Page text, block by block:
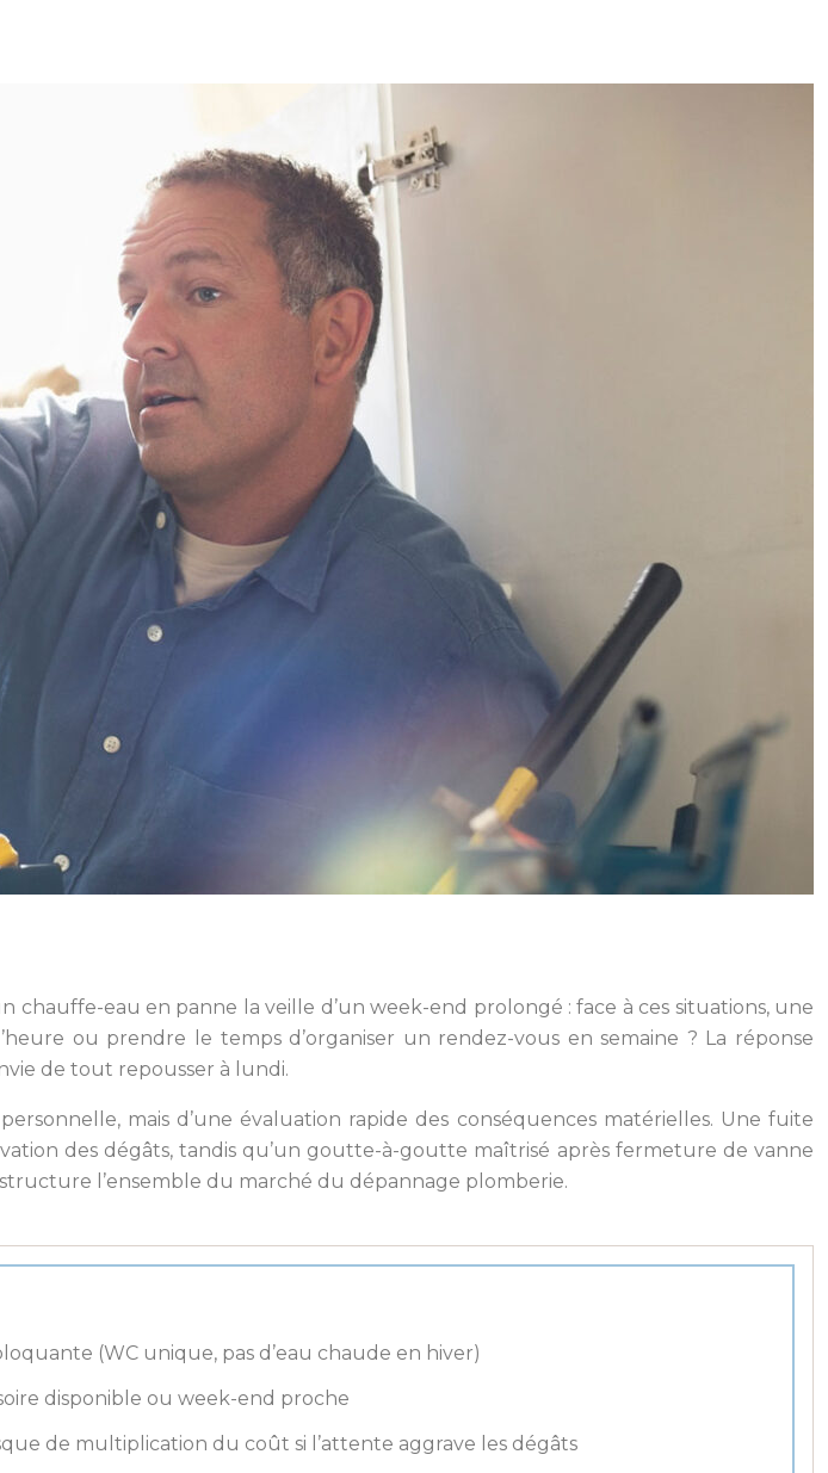
eau en panne la veille d’un week-end prolongé : face à ces situations, une
ou prendre le temps d’organiser un rendez-vous en semaine ? La réponse
de tout repousser à lundi.
mais d’une évaluation rapide des conséquences matérielles. Une fuite
des dégâts, tandis qu’un goutte-à-goutte maîtrisé après fermeture de vanne
l’ensemble du marché du dépannage plomberie.
(WC unique, pas d’eau chaude en hiver)
disponible ou week-end proche
de multiplication du coût si l’attente aggrave les dégâts